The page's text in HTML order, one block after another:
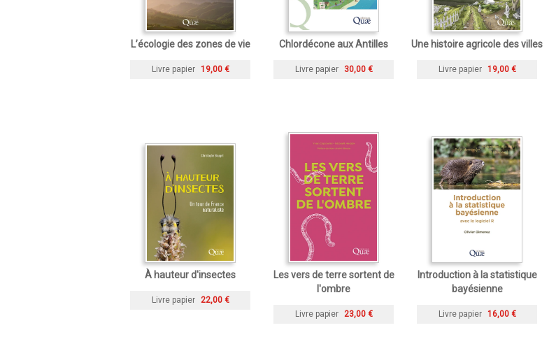
L’écologie des zones de vie
Livre papier 19,00 €
Chlordécone aux Antilles
Livre papier 30,00 €
Une histoire agricole des villes
Livre papier 19,00 €
À hauteur d'insectes
Livre papier 22,00 €
Les vers de terre sortent de
l'ombre
Livre papier 23,00 €
Introduction à la statistique
bayésienne
Livre papier 16,00 €